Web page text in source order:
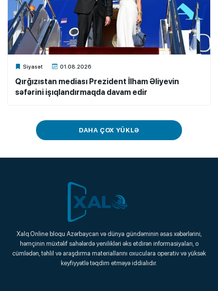
Siyasət 01.08.2026
Xalq.Online
Qırğızıstan mediası Prezident İlham Əliyevin
səfərini işıqlandırmaqda davam edir
DAHA ÇOX YÜKLƏ
Xalq.Online
Onlayn Platforma
Xalq.Online bloqu Azərbaycan və dünya gündəminin əsas xəbərlərini,
həmçinin müxtəlif sahələrdə yenilikləri əks etdirən informasiyaları, o
cümlədən, təhlil və araşdırma materiallarını oxuculara operativ və yüksək
keyfiyyətlə təqdim etməyə iddialıdır.